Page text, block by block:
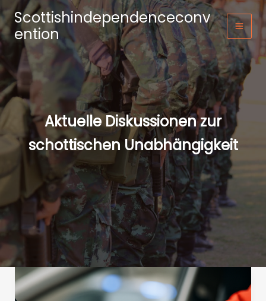
Zum
Inhalt
springen
Scottishindependenceconv
ention
Aktuelle Diskussionen zur
schottischen Unabhängigkeit